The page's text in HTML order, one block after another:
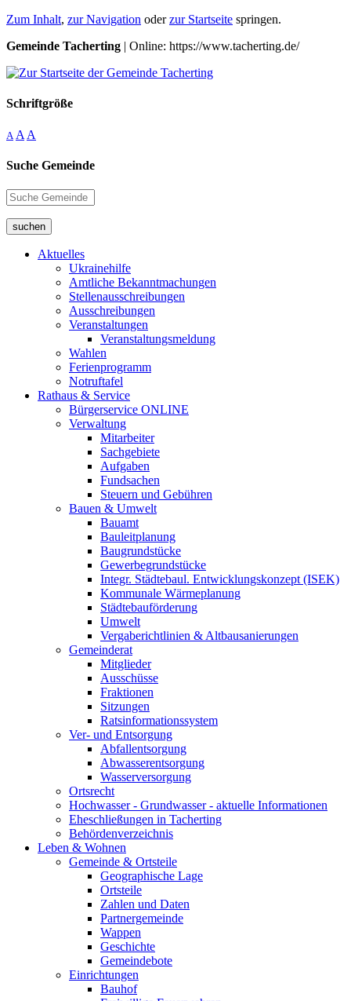
Zum Inhalt, zur Navigation oderzur Startseite springen.
Gemeinde Tacherting | Online: https://www.tacherting.de/
Schriftgröße
A A A
Suche Gemeinde
suchen
Aktuelles
Ukrainehilfe
Amtliche Bekanntmachungen
Stellenausschreibungen
Ausschreibungen
Veranstaltungen
Veranstaltungsmeldung
Wahlen
Ferienprogramm
Notruftafel
Rathaus & Service
Bürgerservice ONLINE
Verwaltung
Mitarbeiter
Sachgebiete
Aufgaben
Fundsachen
Steuern und Gebühren
Bauen & Umwelt
Bauamt
Bauleitplanung
Baugrundstücke
Gewerbegrundstücke
Integr. Städtebaul. Entwicklungskonzept (ISEK)
Kommunale Wärmeplanung
Städtebauförderung
Umwelt
Vergaberichtlinien & Altbausanierungen
Gemeinderat
Mitglieder
Ausschüsse
Fraktionen
Sitzungen
Ratsinformationssystem
Ver- und Entsorgung
Abfallentsorgung
Abwasserentsorgung
Wasserversorgung
Ortsrecht
Hochwasser - Grundwasser - aktuelle Informationen
Eheschließungen in Tacherting
Behördenverzeichnis
Leben & Wohnen
Gemeinde & Ortsteile
Geographische Lage
Ortsteile
Zahlen und Daten
Partnergemeinde
Wappen
Geschichte
Gemeindebote
Einrichtungen
Bauhof